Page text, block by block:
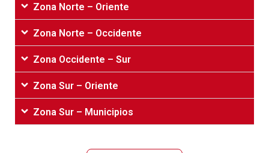
Zona Norte – Oriente
Zona Norte – Occidente
Zona Occidente – Sur
Zona Sur – Oriente
Zona Sur – Municipios